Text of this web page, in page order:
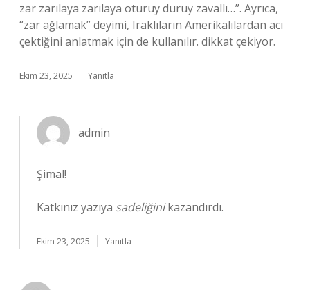
zar zarılaya zarılaya oturuy duruy zavallı…”. Ayrıca,
“zar ağlamak” deyimi, Iraklıların Amerikalılardan acı
çektiğini anlatmak için de kullanılır. dikkat çekiyor.
Ekim 23, 2025 Yanıtla
admin
Şimal!
Katkınız yazıya sadeliğinikazandırdı.
Ekim 23, 2025 Yanıtla